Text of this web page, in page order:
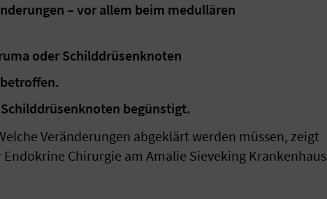
– vor allem beim medullären
oder Schilddrüsenknoten
begünstigt.
Veränderungen abgeklärt werden müssen, zeigt
Chirurgie am Amalie Sieveking Krankenhaus